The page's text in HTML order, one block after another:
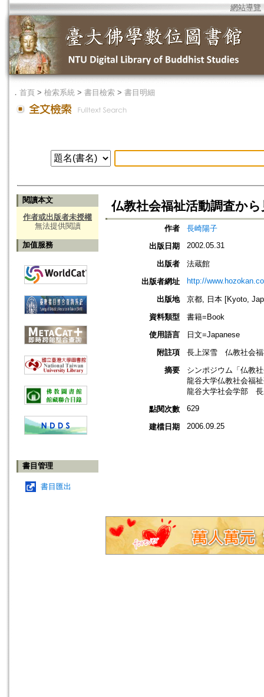
網站導覽
． 首頁 > 檢索系統 > 書目檢索 > 書目明細
閱讀本文
作者或出版者未授權
無法提供閱讀
加值服務
書目管理
書目匯出
仏教社会福祉活動調査か
作者
長崎陽子
出版日期
2002.05.31
出版者
法蔵館
出版者網址
http://
出版地
京都, 日本 [Kyoto,
資料類型
書籍=Book
使用語言
日文=Japanese
附註項
長上深雪 仏教社会福
摘要
シンポジウム「仏教
龍谷大学仏教社会福
龍谷大学社会学部 長
點閱次數
629
建檔日期 2006.09.25